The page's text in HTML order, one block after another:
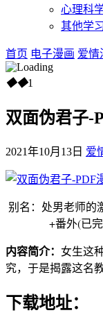
心理科
其他学
首页 电子漫画 爱情
◆◆1
双面伪君子-
2021年10月13日 爱
别名：处男老师
+番外(已
内容简介： 女生这
究，于是揭露这名
下载地址：